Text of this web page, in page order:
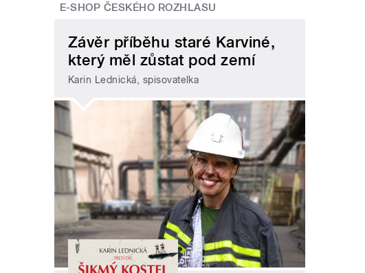
E-SHOP ČESKÉHO ROZHLASU
Závěr příběhu staré Karviné,
který měl zůstat pod zemí
Karin Lednická, spisovatelka